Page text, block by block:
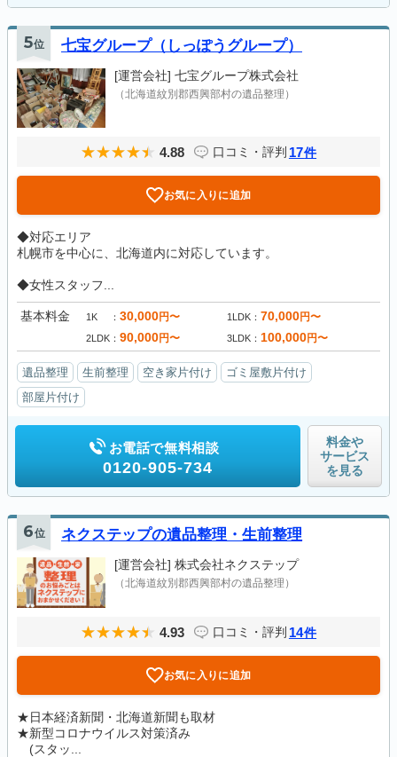
5位 七宝グループ（しっぽうグループ）
[運営会社] 七宝グループ株式会社
（北海道紋別郡西興部村の遺品整理）
4.88 口コミ・評判 17件
お気に入りに追加
◆対応エリア
札幌市を中心に、北海道内に対応しています。
◆女性スタッフ...
基本料金 1K 30,000円〜 1LDK 70,000円〜
2LDK 90,000円〜 3LDK 100,000円〜
遺品整理 生前整理 空き家片付け
ゴミ屋敷片付け
部屋片付け
お電話で無料相談
0120-905-734
料金や
サービス
を見る
6位 ネクステップの遺品整理・生前整理
[運営会社] 株式会社ネクステップ
（北海道紋別郡西興部村の遺品整理）
4.93 口コミ・評判 14件
お気に入りに追加
★日本経済新聞・北海道新聞も取材
★新型コロナウイルス対策済み
(スタッ...